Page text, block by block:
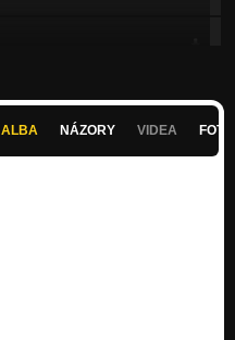
ALBA NÁZORY VIDEA